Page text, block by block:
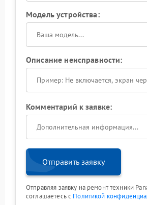
Модель устройства:
Описание неисправности:
Комментарий к заявке:
Отправить заявку
Отправляя заявку на ремонт техники
соглашаетесь с Политикой